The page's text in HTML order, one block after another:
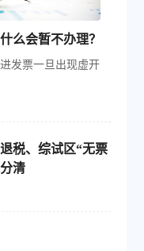
么会暂不办理？
发票一旦出现虚开
税、综试区“无票
清